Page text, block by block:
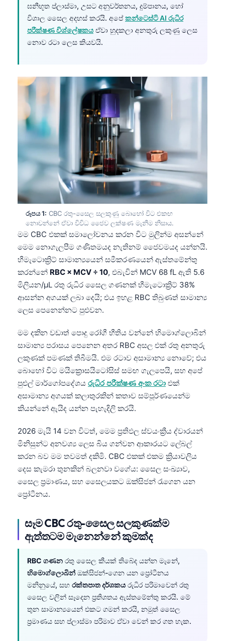
ඝනීභූත ප්ලාස්මා, උසට අනුවර්තනය, දුම්පානය, හෝ
විශාල සෛල අදහස් කරයි. අපේකන්ටෙස්ටි AI රුධිර
පරීක්ෂණ විශ්ලේෂකය ඒවා හුදකලා අනතුරු ලකුණු ලෙස
නොව රටා ලෙස කියවයි.
රූපය 1: CBC රතු-සෛල සලකුණු බොහෝ විට එකඟ
නොවන්නේ ඒවා විවිධ ජෛව ලක්ෂණ මැනීම නිසාය.
මම CBC එකක් සමාලෝචනය කරන විට මුලින්ම අසන්නේ
මෙම නොගැලපීම ගණිතමයද නැතිනම් ජෛවමයද යන්නයි.
හීමැටොක්‍රිට් සාමාන්‍යයෙන් සමීකරණයෙන් ඇස්තමේන්තු
කරන්නේ RBC × MCV ÷ 10, එබැවින් MCV 68 fL ඇති 5.6
මිලියන/µL රතු රුධිර සෛල ගණනක් හීමැටොක්‍රිට් 38%
ආසන්න අගයක් ලබා දෙයි; එය ඉහළ RBC තිබුණත් සාමාන්‍ය
ලෙස පෙනෙන්නට පුළුවන.
මම දකින වඩාත් පොදු රෝගී භීතිය වන්නේ හිමොග්ලොබින්
සාමාන්‍ය පරාසය පෙනෙන අතර RBC අසල එක් රතු අනතුරු
ලකුණක් පමණක් තිබීමයි. එම රටාව අසාමාන්‍ය නොවේ; එය
බොහෝ විට මයික්‍රොසයිටෝසිස් සමඟ ගැලපෙයි, සහ අපේ
පුළුල් මාර්ගෝපදේශය රුධිර පරීක්ෂණ අංක රටා එක්
අසාමාන්‍ය අගයක් කලාතුරකින් කතාව සම්පූර්ණයෙන්ම
කියන්නේ ඇයිද යන්න පැහැදිලි කරයි.
2026 මැයි 14 වන විටත්, මෙම ප්‍රතිඵල ස්වයංක්‍රීය ද්වාරයන්
මිනිසුන්ට අනවශ්‍ය ලෙස බිය ගන්වන ආකාරයට ලේබල්
කරන බව මම තවමත් දකිමි. CBC එකක් එකම ක්‍රියාවලිය
දෙස කැමරා තුනකින් බලනවා වගේය: සෛල සංඛ්‍යාව,
සෛල ප්‍රමාණය, සහ සෛලයකට ඔක්සිජන් රැගෙන යන
ප්‍රෝටීනය.
සෑම CBC රතු-සෛල සලකුණක්ම
ඇත්තටම මැනෙන්නේ කුමක්ද
RBC ගණන රතු සෛල කීයක් තිබේද යන්න මැනේ,
හිමොග්ලොබින්ඔක්සිජන්-ගෙන යන ප්‍රෝටීනය
මනිනුයේ, සහ රක්තපාත දර්ශකය රුධිර පරිමාවෙන් රතු
සෛල වලින් සෑදෙන ප්‍රතිශතය ඇස්තමේන්තු කරයි. මේ
තුන සාමාන්‍යයෙන් එකට ගමන් කරයි, නමුත් සෛල
ප්‍රමාණය සහ ප්ලාස්මා පරිමාව ඒවා වෙන් කර ගත හැක.